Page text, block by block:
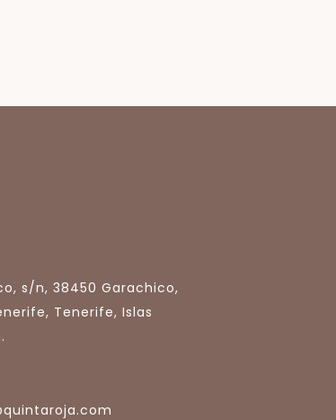
s/n, 38450 Garachico,
Tenerife, Islas